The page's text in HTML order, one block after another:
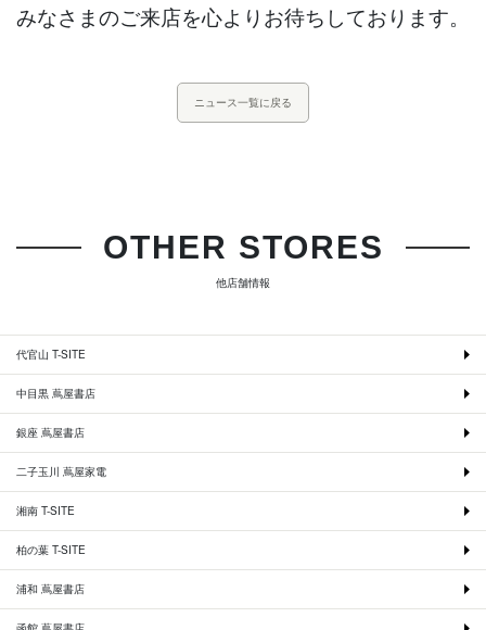
みなさまのご来店を心よりお待ちしております。
ニュース一覧に戻る
OTHER STORES
他店舗情報
代官山 T-SITE
中目黒 蔦屋書店
銀座 蔦屋書店
二子玉川 蔦屋家電
湘南 T-SITE
柏の葉 T-SITE
浦和 蔦屋書店